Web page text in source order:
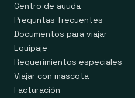
Centro de ayuda
Preguntas frecuentes
Documentos para viajar
Equipaje
Requerimientos especiales
Viajar con mascota
Facturación